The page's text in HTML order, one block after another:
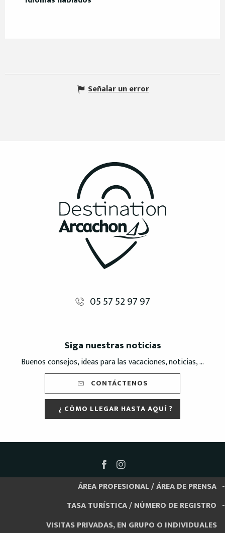
Señalar un error
05 57 52 97 97
Siga nuestras noticias
Buenos consejos, ideas para las vacaciones, noticias, ...
CONTÁCTENOS
¿ CÓMO LLEGAR HASTA AQUÍ ?
ÁREA PROFESIONAL / ÁREA DE PRENSA
TASA TURÍSTICA / NÚMERO DE REGISTRO
VISITAS PRIVADAS, EN GRUPO O INDIVIDUALES